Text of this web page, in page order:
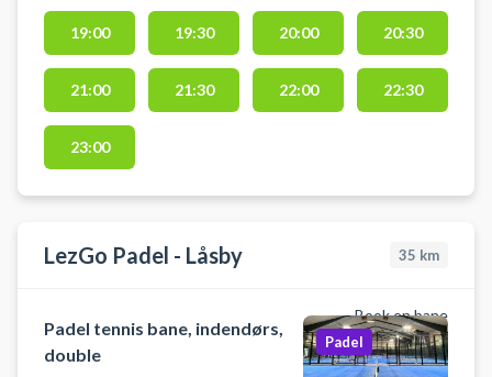
Horsens. Book padelbanen og spil
padel i Horsens i det indendørs
padelcenter beliggende på
Fuglevangsvej 47, 8700 Horsens.
Der er gratis parkering ved Smash
Padel Padelcenter på
Fuglevangsvej.
19:00 19:30 20:00 20:30
21:00 21:30 22:00 22:30
23:00
LezGo Padel - Låsby 35 km
Book en bane
Padel tennis bane, indendørs,
double
Padel